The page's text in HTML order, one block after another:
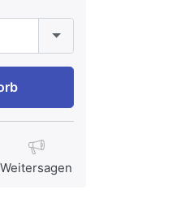
Weitersagen